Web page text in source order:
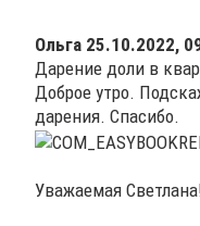
Ольга 25.10.2022,
Дарение доли в
Доброе утро.
дарения. Спасибо.
Уважаемая